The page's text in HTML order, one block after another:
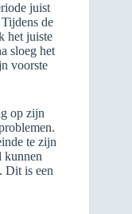
juist
de
het juiste
sloeg het
voorste
op zijn
te zijn
kunnen
Dit is een